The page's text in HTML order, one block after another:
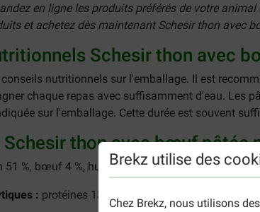
Brekz utilise des
Chez Brekz, nous utilisons
en ligne les produits préférés de votre
et achetez dès maintenantSchesir thon avec
Schesir thon avec
nutritionnels sur l'emballage. Il est
chaque repas avec suffisamment d'eau. Les
sur l'emballage. Cette durée est souvent
Schesir thon avec bœuf pâtée
51 %, bœuf 4 %, huile de tournesol raffinée 2 %, riz
: protéines 13 %, matières grasses brutes